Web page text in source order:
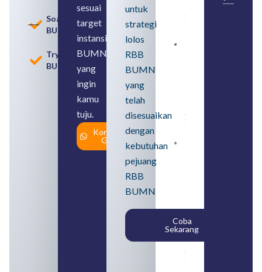
Soal
BUMN
Tryout
BUMN
sesuai
target
instansi
BUMN
yang
ingin
kamu
tuju.
Konsultasi
Gratis
untuk
strategi
lolos
RBB
BUMN
yang
telah
disesuaikan
dengan
kebutuhan
pejuang
RBB
BUMN
Coba
Sekarang
August 8,
2026
August 6,
2026
SMA
Syarat,
Posisi,
dan
Cara
Daftar
August 5,
2026